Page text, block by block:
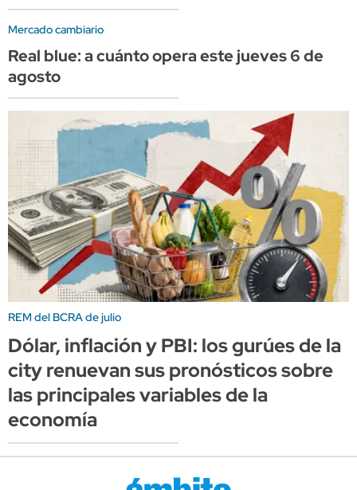
Mercado cambiario
Real blue: a cuánto opera este jueves 6 de
agosto
REM del BCRA de julio
Dólar, inflación y PBI: los gurúes de la
city renuevan sus pronósticos sobre
las principales variables de la
economía